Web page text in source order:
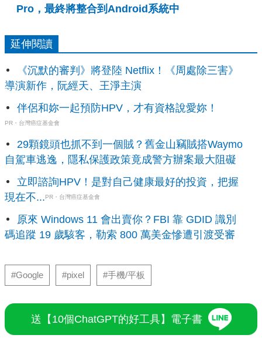
Pro，最終將整合到Android系統中
延伸閱讀
《沉默的審判》將登陸 Netflix！《周處除三害》
導演新作，阮經天、王淨主演
伴侶和妳一起預防HPV，才有資格說愛妳！
PR・台灣癌症基金會
29顆鏡頭也抓不到一個賊？舊金山竊賊搭Waymo
自駕車逃逸，隱私保護政策竟成警方辦案最大阻礙
立即諮詢HPV！是對自己健康最好的投資，把握
現在不...PR・台灣癌症基金會
原來 Windows 11 會出賣你？FBI 靠 GDID 識別
碼追蹤 19 歲駭客，勒索 800 萬美金慘遭引渡受審
#Google #pixel #手機/平板
送【10個ChatGPT的好工具】電子書